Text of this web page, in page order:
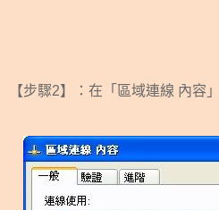
【步驟2】：在「區域連線 內容